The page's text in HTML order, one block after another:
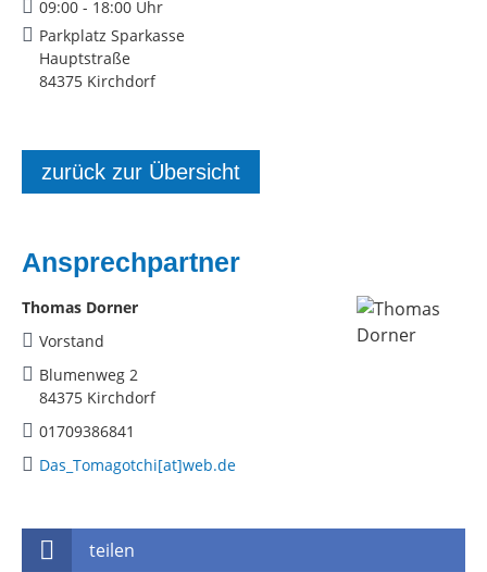
09:00 - 18:00 Uhr
Parkplatz Sparkasse
Hauptstraße
84375 Kirchdorf
zurück zur Übersicht
Ansprechpartner
Thomas Dorner
Vorstand
Blumenweg 2
84375 Kirchdorf
01709386841
Das_Tomagotchi[at]web.de
teilen